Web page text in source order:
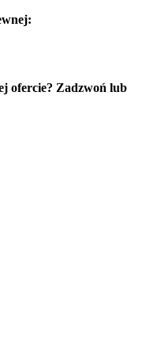
ofercie? Zadzwoń lub